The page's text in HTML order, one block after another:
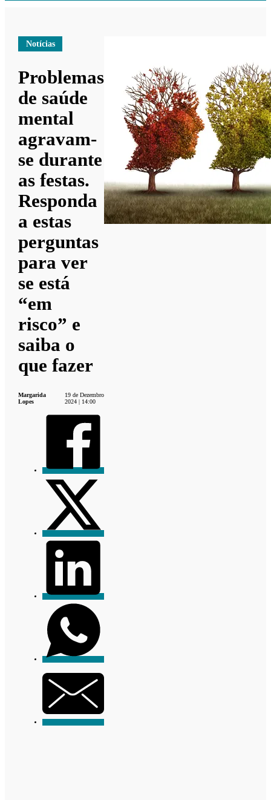
Notícias
Problemas
de saúde
mental
agravam-
se durante
as festas.
Responda
a estas
perguntas
para ver
se está
“em
risco” e
saiba o
que fazer
Margarida
Lopes
19 de Dezembro
2024 | 14:00